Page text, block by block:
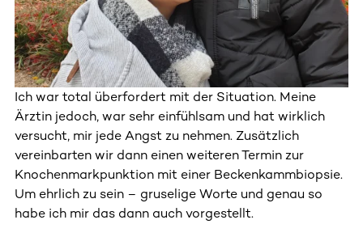
Ich war total überfordert mit der Situation. Meine
Ärztin jedoch, war sehr einfühlsam und hat wirklich
versucht, mir jede Angst zu nehmen. Zusätzlich
vereinbarten wir dann einen weiteren Termin zur
Knochenmarkpunktion mit einer Beckenkammbiopsie.
Um ehrlich zu sein – gruselige Worte und genau so
habe ich mir das dann auch vorgestellt.